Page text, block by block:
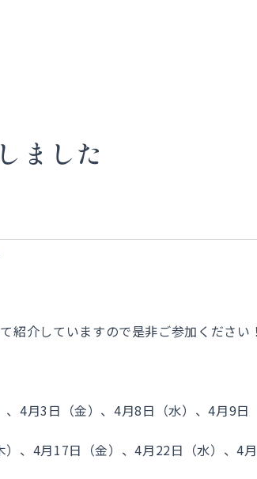
ました
紹介していますので是非ご参加ください！
月3日（金）、4月8日（水）、4月9日
日（金）、4月22日（水）、4月23